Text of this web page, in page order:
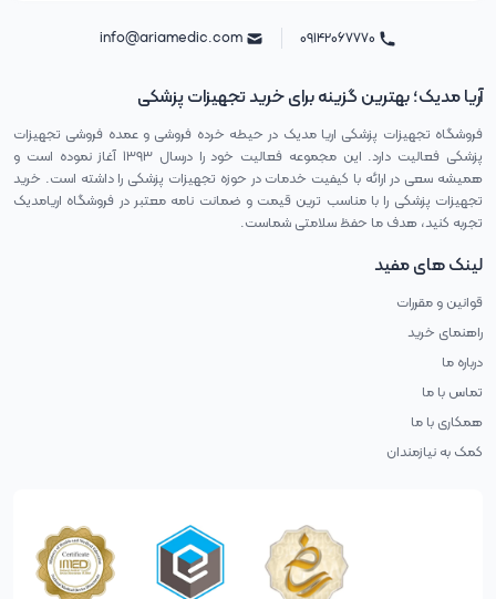
آریا مدیک؛ بهترین گزینه برای خرید تجهیزات پزشکی
فروشگاه تجهیزات پزشکی اریا مدیک در حیطه خرده فروشی و عمده فروشی تجهیزات
پزشکی فعالیت دارد. این مجموعه فعالیت خود را درسال ۱۳۹۳ آغاز نموده است و
همیشه سعی در ارائه با کیفیت خدمات در حوزه تجهیزات پزشکی را داشته است. خرید
تجهیزات پزشکی را با مناسب ترین قیمت و ضمانت نامه معتبر در فروشگاه اریامدیک
تجربه کنید، هدف ما حفظ سلامتی شماست.
لینک های مفید
قوانین و مقررات
راهنمای خرید
درباره ما
تماس با ما
همکاری با ما
کمک به نیازمندان